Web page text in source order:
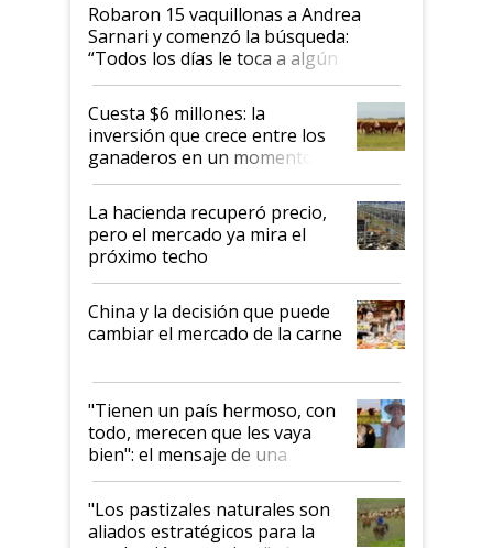
Robaron 15 vaquillonas a Andrea
Sarnari y comenzó la búsqueda:
“Todos los días le toca a algún
productor”
Cuesta $6 millones: la
inversión que crece entre los
ganaderos en un momento
histórico para la actividad
La hacienda recuperó precio,
pero el mercado ya mira el
próximo techo
China y la decisión que puede
cambiar el mercado de la carne
"Tienen un país hermoso, con
todo, merecen que les vaya
bien": el mensaje de una
ganadera uruguaya sobre las
oportunidades que se abren
para el agro en Argentina, con
foco en la carne
"Los pastizales naturales son
aliados estratégicos para la